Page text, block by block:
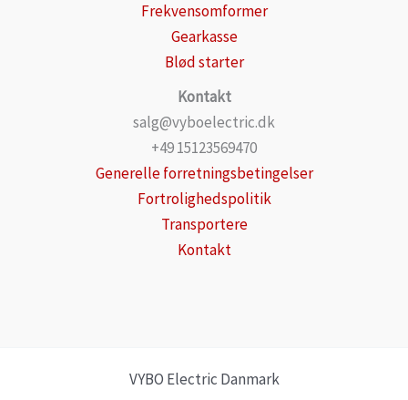
Frekvensomformer
Gearkasse
Blød starter
Kontakt
salg@vyboelectric.dk
+49 15123569470
Generelle forretningsbetingelser
Fortrolighedspolitik
Transportere
Kontakt
VYBO Electric Danmark